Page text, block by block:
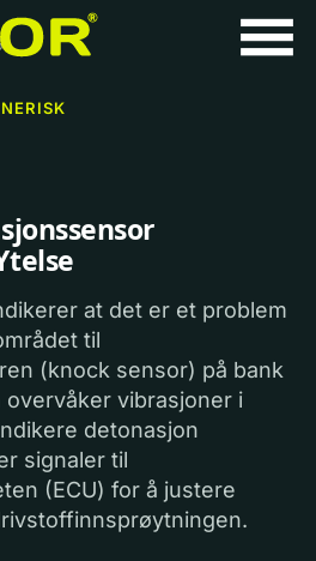
at det er et problem
til
(knock sensor) på bank
overvåker vibrasjoner i
detonasjon
signaler til
(ECU) for å justere